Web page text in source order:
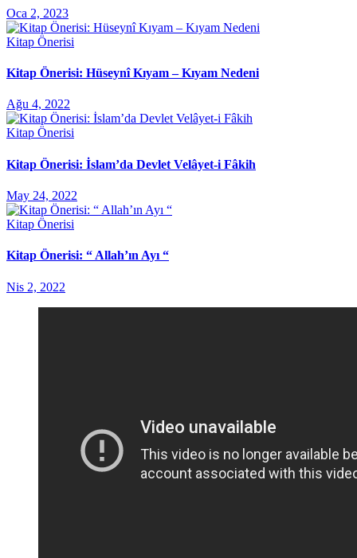
Oca 2, 2023
Kitap Önerisi
Kitap Önerisi: Hüseynî Kıyam – Kıyam Nedeni
Ağu 4, 2022
Kitap Önerisi
Kitap Önerisi: İslam’da Devlet Velâyet-i Fâkih
May 24, 2022
Kitap Önerisi
Kitap Önerisi: “ Allah’ın Ayı “
Nis 2, 2022